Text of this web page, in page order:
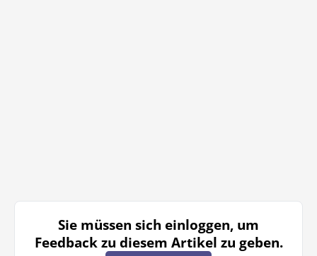
Sie müssen sich einloggen, um
Feedback zu diesem Artikel zu geben.